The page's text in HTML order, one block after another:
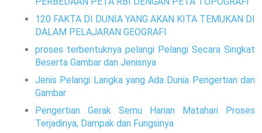
120 FAKTA DI DUNIA YANG AKAN KITA TEMUKAN DI
DALAM PELAJARAN GEOGRAFI
proses terbentuknya pelangi Pelangi Secara Singkat
Beserta Gambar dan Jenisnya
Jenis Pelangi Langka yang Ada Dunia Pengertian dan
Gambar
Pengertian Gerak Semu Harian Matahari Proses
Terjadinya, Dampak dan Fungsinya